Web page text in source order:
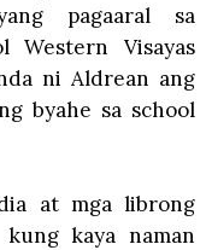
pagaaral sa
Western Visayas
ni Aldrean ang
byahe sa school
at mga librong
kaya naman